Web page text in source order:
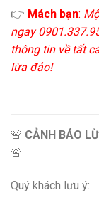
👉 Mách bạn:
ngay
thông tin về tất
lừa đảo!
🚨 CẢNH BÁO
🚨
Quý khách lưu ý: